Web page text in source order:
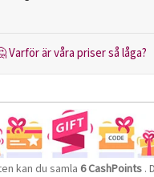
Varför är våra priser så låga?
kan du samla 6CashPoints .